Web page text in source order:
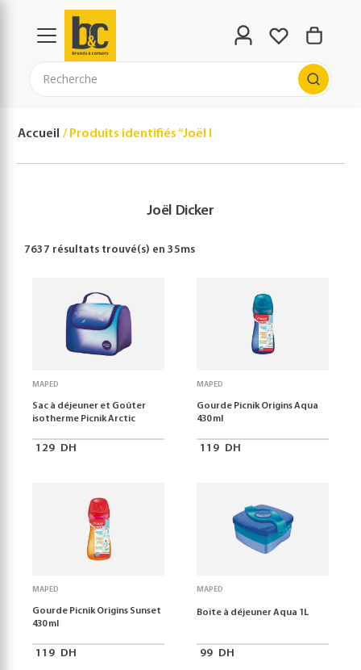
Recherche
Accueil Produits identifiés “Joël Dicker”
Joël Dicker
7637 résultats trouvé(s) en35ms
MAPED
Sac à déjeuner et Goûter
isotherme Picnik Arctic
129 DH
MAPED
Gourde Picnik Origins Aqua
430 ml
119 DH
MAPED
Gourde Picnik Origins Sunset
430 ml
119 DH
MAPED
Boite à déjeuner Aqua 1L
99 DH